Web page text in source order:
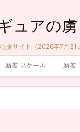
ュアの虜
援サイト（2026年7月31
新着 スケール 新着